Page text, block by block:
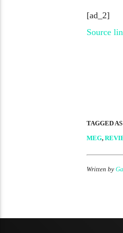
[ad_2]
Source
TAGGED AS
MEG,
Written by